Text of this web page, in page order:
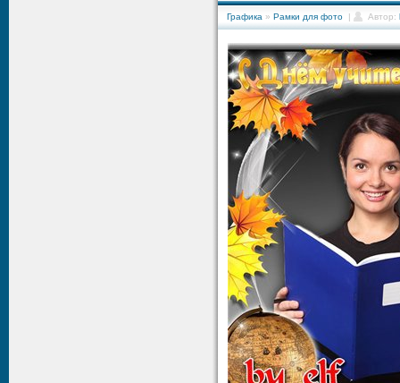
Графика » Рамки для фото | Автор: